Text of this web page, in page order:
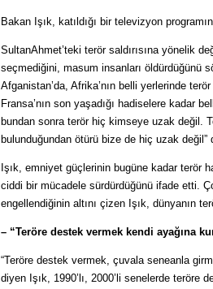
Bakan Işık, katıldığı bir televizyon
SultanAhmet’teki terör saldırısına yönelik
seçmediğini, masum insanları öldürdüğünü
Afganistan’da, Afrika’nın belli yerlerinde
Fransa’nın son yaşadığı hadiselere kadar
bundan sonra terör hiç kimseye uzak değil.
bulunduğundan ötürü bize de hiç uzak değil”
Işık, emniyet güçlerinin bugüne kadar terör
ciddi bir mücadele sürdürdüğünü ifade etti.
engellendiğinin altını çizen Işık, dünyanın
– “Teröre destek vermek kendi ayağına
“Teröre destek vermek, çuvala seneanla
diyen Işık, 1990’lı, 2000’li senelerde